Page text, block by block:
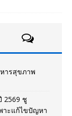
ารสุขภาพ
2569 ชู
าะแก้ไขปัญหา